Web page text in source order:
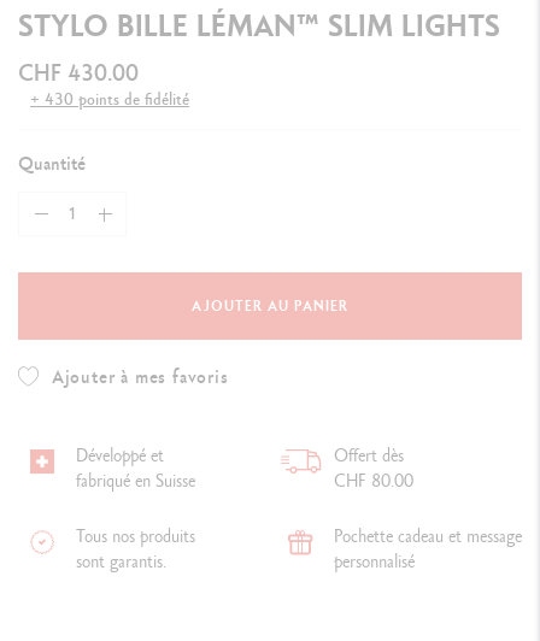
STYLO BILLE LÉMAN™ SLIM LIGHTS
CHF 430.00
+ 430 points de fidélité
Quantité
AJOUTER AU PANIER
Ajouter à mes favoris
Développé et
fabriqué en Suisse
Offert dès
CHF 80.00
Tous nos produits
sont garantis.
Pochette cadeau et message
personnalisé